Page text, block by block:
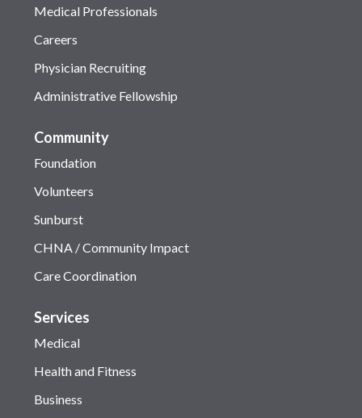
Medical Professionals
Careers
Physician Recruiting
Administrative Fellowship
Community
Foundation
Volunteers
Sunburst
CHNA / Community Impact
Care Coordination
Services
Medical
Health and Fitness
Business